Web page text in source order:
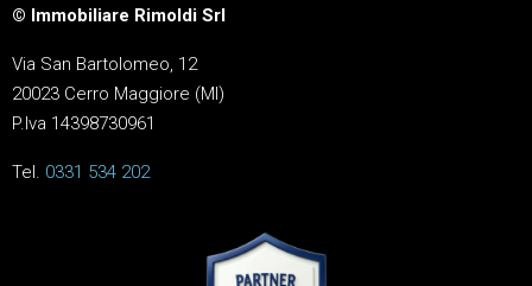
© Immobiliare Rimoldi Srl
Via San Bartolomeo, 12
20023 Cerro Maggiore (MI)
P.Iva 14398730961
Tel. 0331 534 202